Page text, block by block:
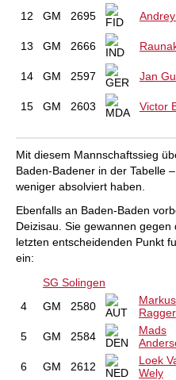
12
GM 2695
13
GM 2666
14 GM 2597 Jan
15
GM 2603 Victor
Mit diesem Mannschaftssieg
Baden-Badener in der Tabelle
weniger absolviert haben.
Ebenfalls an Baden-Baden
Deizisau. Sie gewannen
letzten entscheidenden Punkt
ein:
SG Solingen
4
GM 2580
Markus
Ragger
5
GM 2584
Mads
6
GM 2612
Loek
Wely